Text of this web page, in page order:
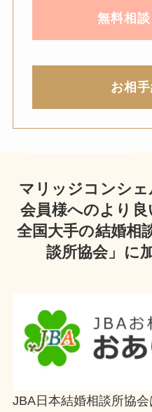
無料相
お相
マリッジコンシェ
会員様へのより
全国大手の結婚相
談所協会」に
JBA日本結婚相談所協